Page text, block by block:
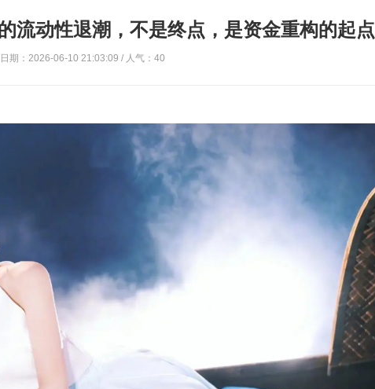
流动性退潮，不是终点，是资金重构的起点
日期：2026-06-10 21:03:09 / 人气：40